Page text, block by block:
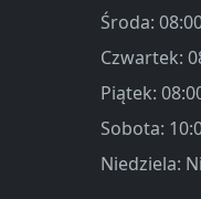
Środa:
Czwartek:
Piątek:
Sobota:
Niedziela: